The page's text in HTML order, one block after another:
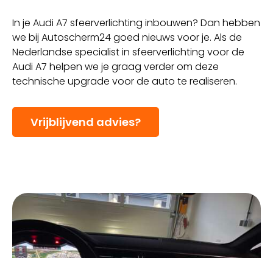
In je Audi A7 sfeerverlichting inbouwen? Dan hebben
we bij Autoscherm24 goed nieuws voor je. Als de
Nederlandse specialist in sfeerverlichting voor de
Audi A7 helpen we je graag verder om deze
technische upgrade voor de auto te realiseren.
Vrijblijvend advies?